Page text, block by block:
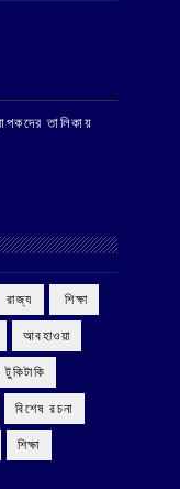
তালিকায়
‌ রাজ্য ‌ শিক্ষা
আবহাওয়া
টুকিটাকি
বিশেষ রচনা
শিক্ষা